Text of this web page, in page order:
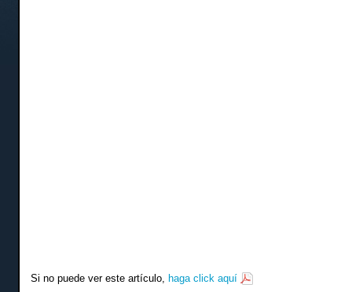
Si no puede ver este artículo, haga click aquí